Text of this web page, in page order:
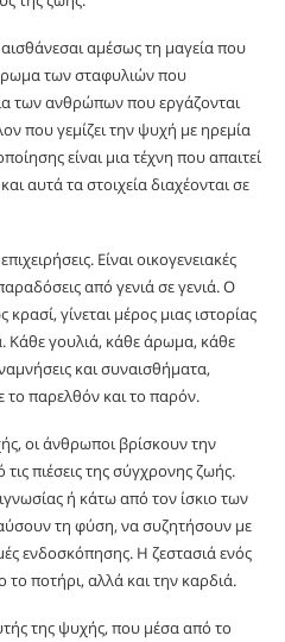
αμέσως τη μαγεία που
των σταφυλιών που
των ανθρώπων που εργάζονται
που γεμίζει την ψυχή με ηρεμία
είναι μια τέχνη που απαιτεί
αυτά τα στοιχεία διαχέονται σε
Είναι οικογενειακές
από γενιά σε γενιά. Ο
γίνεται μέρος μιας ιστορίας
Κάθε γουλιά, κάθε άρωμα, κάθε
και συναισθήματα,
παρελθόν και το παρόν.
οι άνθρωποι βρίσκουν την
πιέσεις της σύγχρονης ζωής.
ή κάτω από τον ίσκιο των
τη φύση, να συζητήσουν με
ενδοσκόπησης. Η ζεστασιά ενός
το ποτήρι, αλλά και την καρδιά.
της ψυχής, που μέσα από το